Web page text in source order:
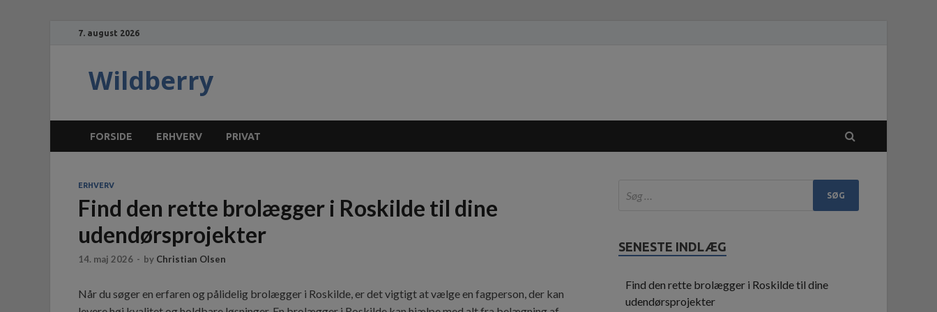
7. august 2026
Wildberry
FORSIDE ERHVERV PRIVAT
ERHVERV
Find den rette brolægger i Roskilde til dine
udendørsprojekter
14. maj 2026 - by Christian Olsen
Når du søger en erfaren og pålidelig brolægger i Roskilde, er det vigtigt at vælge en fagperson, der kan
SENESTE INDLÆG
Find den rette brolægger i Roskilde til dine
udendørsprojekter